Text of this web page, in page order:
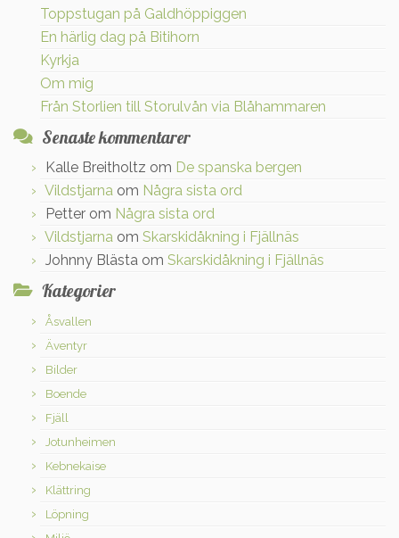
Toppstugan på Galdhöppiggen
En härlig dag på Bitihorn
Kyrkja
Om mig
Från Storlien till Storulvån via Blåhammaren
Senaste kommentarer
Kalle Breitholtz om De spanska bergen
Vildstjarna om Några sista ord
Petter om Några sista ord
Vildstjarna om Skarskidåkning i Fjällnäs
Johnny Blästa om Skarskidåkning i Fjällnäs
Kategorier
Åsvallen
Äventyr
Bilder
Boende
Fjäll
Jotunheimen
Kebnekaise
Klättring
Löpning